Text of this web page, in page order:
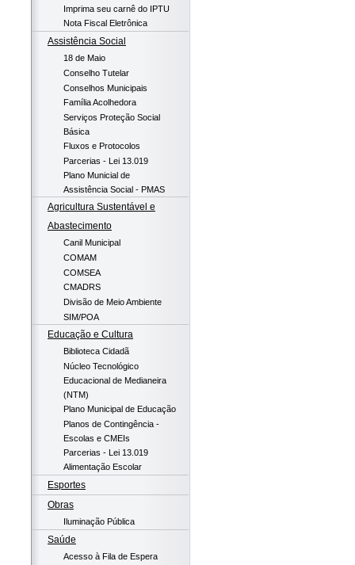
Imprima seu carnê do IPTU
Nota Fiscal Eletrônica
Assistência Social
18 de Maio
Conselho Tutelar
Conselhos Municipais
Família Acolhedora
Serviços Proteção Social
Básica
Fluxos e Protocolos
Parcerias - Lei 13.019
Plano Municial de
Assistência Social - PMAS
Agricultura Sustentável e
Abastecimento
Canil Municipal
COMAM
COMSEA
CMADRS
Divisão de Meio Ambiente
SIM/POA
Educação e Cultura
Biblioteca Cidadã
Núcleo Tecnológico
Educacional de Medianeira
(NTM)
Plano Municipal de Educação
Planos de Contingência -
Escolas e CMEIs
Parcerias - Lei 13.019
Alimentação Escolar
Esportes
Obras
Iluminação Pública
Saúde
Acesso à Fila de Espera